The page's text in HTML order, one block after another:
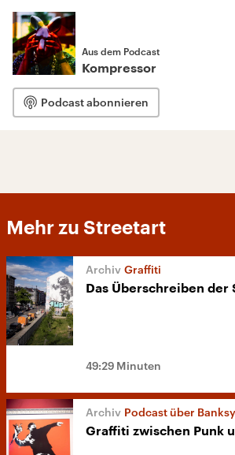
Aus dem Podcast
Kompressor
Podcast abonnieren
Mehr zu Streetart
Graffiti
Das Überschreiben der
49:29 Minuten
Podcast über Banksy
Graffiti zwischen Punk